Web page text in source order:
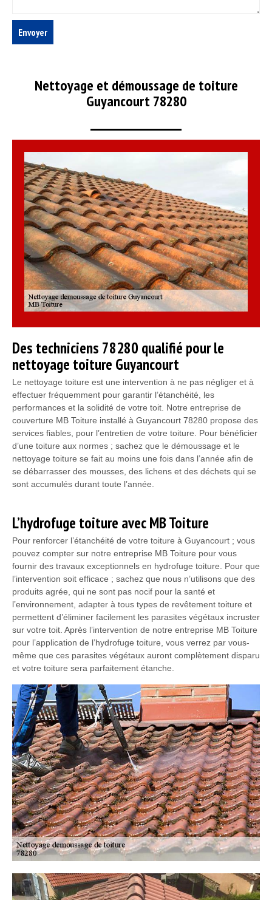
Nettoyage et démoussage de toiture
Guyancourt 78280
Des techniciens 78280 qualifié pour le
nettoyage toiture Guyancourt
Le nettoyage toiture est une intervention à ne pas négliger et à
effectuer fréquemment pour garantir l’étanchéité, les
performances et la solidité de votre toit. Notre entreprise de
couverture MB Toiture installé à Guyancourt 78280 propose des
services fiables, pour l’entretien de votre toiture. Pour bénéficier
d’une toiture aux normes ; sachez que le démoussage et le
nettoyage toiture se fait au moins une fois dans l’année afin de
se débarrasser des mousses, des lichens et des déchets qui se
sont accumulés durant toute l’année.
L’hydrofuge toiture avec MB Toiture
Pour renforcer l’étanchéité de votre toiture à Guyancourt ; vous
pouvez compter sur notre entreprise MB Toiture pour vous
fournir des travaux exceptionnels en hydrofuge toiture. Pour que
l’intervention soit efficace ; sachez que nous n’utilisons que des
produits agrée, qui ne sont pas nocif pour la santé et
l’environnement, adapter à tous types de revêtement toiture et
permettent d’éliminer facilement les parasites végétaux incruster
sur votre toit. Après l’intervention de notre entreprise MB Toiture
pour l’application de l’hydrofuge toiture, vous verrez par vous-
même que ces parasites végétaux auront complètement disparu
et votre toiture sera parfaitement étanche.